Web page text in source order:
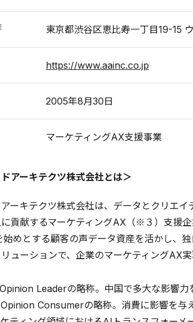
東京都渋谷区恵比寿一丁目19-15
https://www.aainc.co.jp
2005年8月30日
マーケティングAX支援事業
アーキテクツ株式会社とは＞
ーキテクツ株式会社は、データとクリエ
貢献するマーケティングAX（※３）支援
始めとする顧客の声データ資産を活かし
ューションで、企業のマーケティングAX実
Leaderの略称。中国で多大な影響力
Consumerの略称。消費に影響を与